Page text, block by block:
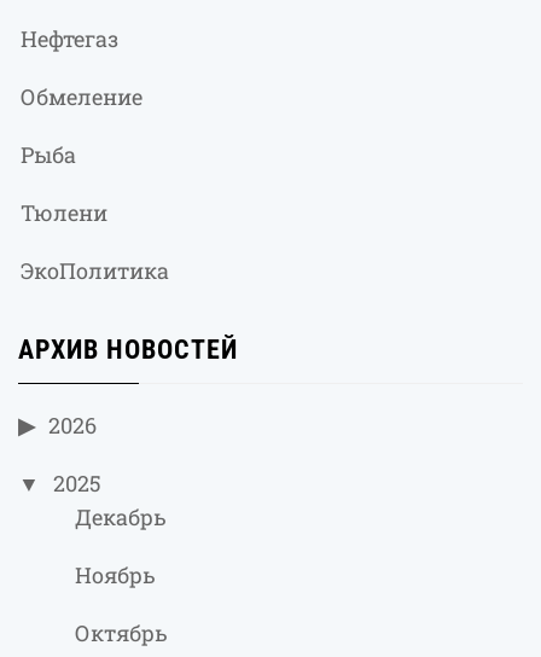
Нефтегаз
Обмеление
Рыба
Тюлени
ЭкоПолитика
АРХИВ НОВОСТЕЙ
2026
2025
Декабрь
Ноябрь
Октябрь